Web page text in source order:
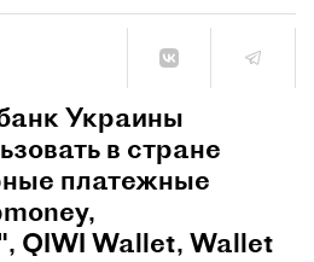
Украины
в стране
платежные
QIWI Wallet, Wallet